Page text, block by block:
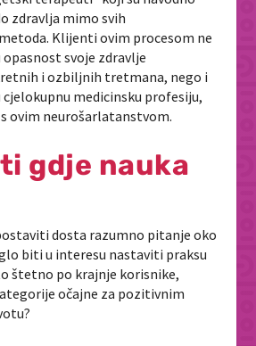
zdravlja mimo svih
Klijenti ovim procesom ne
opasnost svoje zdravlje
i ozbiljnih tretmana, nego i
cjelokupnu medicinsku profesiju,
ovim neurošarlatanstvom.
gdje nauka
dosta razumno pitanje oko
biti u interesu nastaviti praksu
štetno po krajnje korisnike,
očajne za pozitivnim